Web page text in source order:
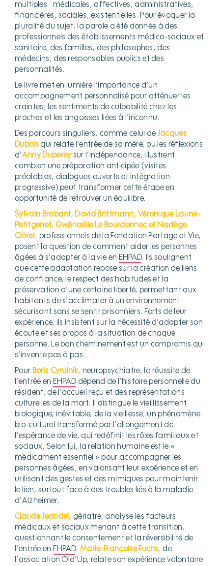
multiples : médicales, affectives, administratives,
financières, sociales, existentielles. Pour évoquer la
pluralité du sujet, la parole a été donnée à des
professionnels des établissements médico-sociaux et
sanitaire, des familles, des philosophes, des
médecins, des responsables publics et des
personnalités.
Le livre met en lumière l’importance d’un
accompagnement personnalisé pour atténuer les
craintes, les sentiments de culpabilité chez les
proches et les angoisses liées à l’inconnu.
Des parcours singuliers, comme celui de Jacques
Duboisqui relate l’entrée de sa mère, ou les réflexions
d’Anny Dupereysur l’indépendance, illustrent
combien une préparation anticipée (visites
préalables, dialogues ouverts et intégration
progressive) peut transformer cette étape en
opportunité de retrouver un équilibre.
Sylvain Brabant, David Brittmann, Véronique Laune-
Petitgenet, Gwénaëlle Le Bourdonnec et Nadège
Oliver, professionnels de la Fondation Partage et Vie,
posent la question de comment aider les personnes
âgées à s’adapter à la vie en EHPAD. Ils soulignent
que cette adaptation repose sur la création de liens
de confiance, le respect des habitudes et la
préservation d’une certaine liberté, permettant aux
habitants de s’acclimater à un environnement
sécurisant sans se sentir prisonniers. Forts de leur
expérience, ils insistent sur la nécessité d’adapter son
écoute et ses propos à la situation de chaque
personne. Le bon cheminement est un compromis qui
s’invente pas à pas.
Pour Boris Cyrulnik, neuropsychiatre, la réussite de
l’entrée en EHPAD dépend de l’histoire personnelle du
résident, de l’accueil reçu et des représentations
culturelles de la mort. Il distingue le vieillissement
biologique, inévitable, de la vieillesse, un phénomène
bio-culturel transformé par l’allongement de
l’espérance de vie, qui redéfinit les rôles familiaux et
sociaux. Selon lui, la relation humaine est le «
médicament essentiel » pour accompagner les
personnes âgées, en valorisant leur expérience et en
utilisant des gestes et des mimiques pour maintenir
le lien, surtout face à des troubles liés à la maladie
d’Alzheimer.
Claude Jeandel, gériatre, analyse les facteurs
médicaux et sociaux menant à cette transition,
questionnant le consentement et la réversibilité de
l’entrée en EHPAD.Marie-Françoise Fuchs, de
l’association Old’Up, relate son expérience volontaire